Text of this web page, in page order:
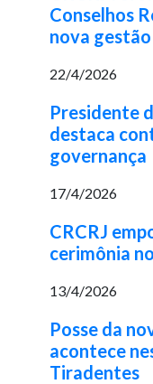
Conselhos
nova
22/4/2026
Presidente
destaca
governança
17/4/2026
CRCRJ
cerimônia
13/4/2026
Posse da
acontece
Tiradentes